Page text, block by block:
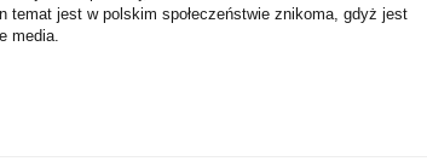
jest w polskim społeczeństwie znikoma, gdyż jest
media.